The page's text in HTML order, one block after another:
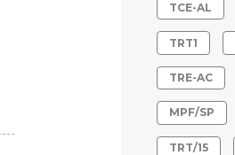
TCE-AL
TRT1
TRE-AC
MPF/SP
TRT/15